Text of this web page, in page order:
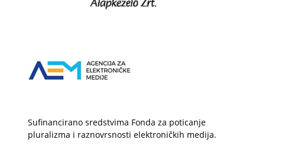
Sufinancirano sredstvima Fonda za poticanje
pluralizma i raznovrsnosti elektroničkih medija.